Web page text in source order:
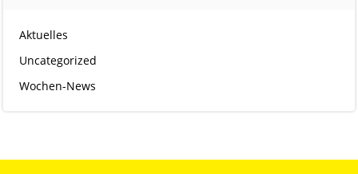
Aktuelles
Uncategorized
Wochen-News